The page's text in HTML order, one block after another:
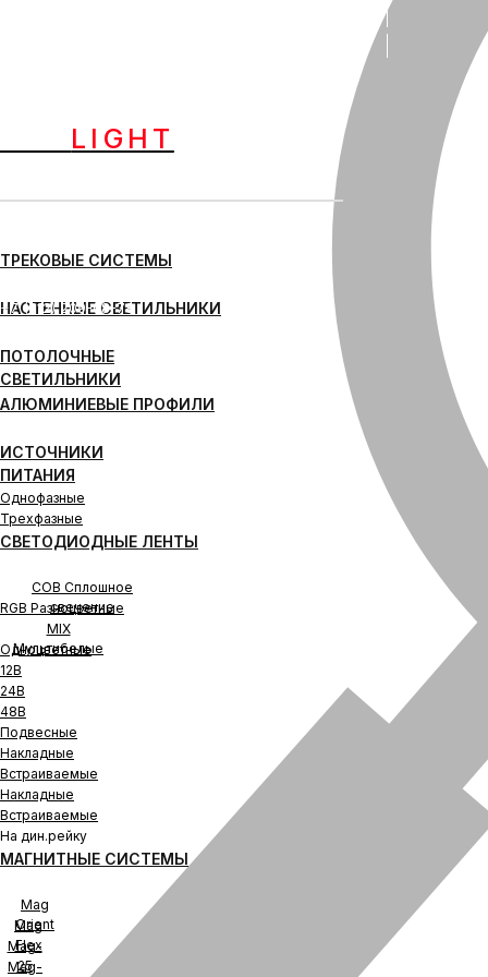
LIGHT
+7 (812) 209-08-78
ТРЕКОВЫЕ СИСТЕМЫ
НАСТЕННЫЕ СВЕТИЛЬНИКИ
ПОТОЛОЧНЫЕ
СВЕТИЛЬНИКИ
АЛЮМИНИЕВЫЕ ПРОФИЛИ
ИСТОЧНИКИ
ПИТАНИЯ
Однофазные
Трехфазные
СВЕТОДИОДНЫЕ ЛЕНТЫ
COB Сплошное
свечение
RGB Разноцветные
MIX
Мультибелые
Одноцветные
12В
24В
48В
Подвесные
Накладные
Встраиваемые
Накладные
Встраиваемые
На дин.рейку
МАГНИТНЫЕ СИСТЕМЫ
Mag
Orient
Mag
Flex
Mag-
25
Mag-